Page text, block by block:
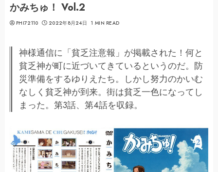
かみちゅ！ Vol.2
PHI72110 2022年8月24日 1 MIN READ
神様通信に「貧乏注意報」が掲載された！何と
貧乏神が町に近づいてきているというのだ。防
災準備をするゆりえたち。しかし努力のかいむ
なしく貧乏神が到来。街は貧乏一色になってし
まった。第3話、第4話を収録。